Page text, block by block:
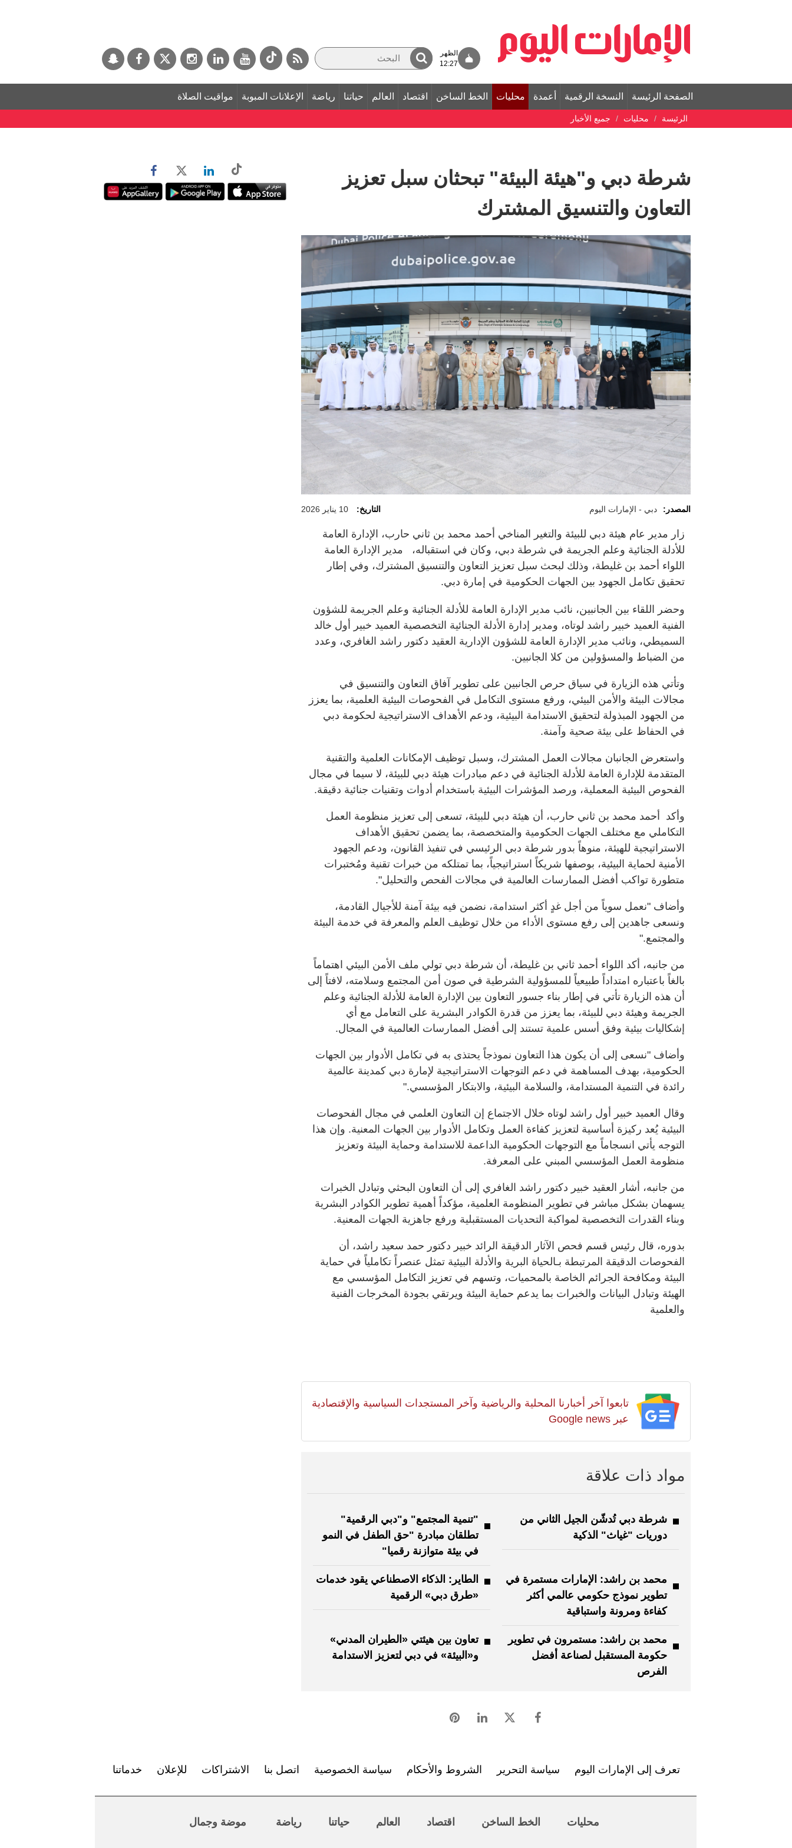
الظهر
12:27
الصفحة الرئيسة النسخة الرقمية أعمدة محليات الخط الساخن اقتصاد العالم حياتنا رياضة الإعلانات المبوبة مواقيت الصلاة
الرئيسة محليات جميع الأخبار
شرطة دبي و"هيئة البيئة" تبحثان سبل تعزيز
التعاون والتنسيق المشترك
المصدر: دبي - الإمارات اليوم التاريخ: 10 يناير 2026
زار مدير عام هيئة دبي للبيئة والتغير المناخي أحمد محمد بن ثاني حارب، الإدارة العامة
للأدلة الجنائية وعلم الجريمة في شرطة دبي، وكان في استقباله، مدير الإدارة العامة
اللواء أحمد بن غليطة، وذلك لبحث سبل تعزيز التعاون والتنسيق المشترك، وفي إطار
تحقيق تكامل الجهود بين الجهات الحكومية في إمارة دبي.
وحضر اللقاء بين الجانبين، نائب مدير الإدارة العامة للأدلة الجنائية وعلم الجريمة للشؤون
الفنية العميد خبير راشد لوتاه، ومدير إدارة الأدلة الجنائية التخصصية العميد خبير أول خالد
السميطي، ونائب مدير الإدارة العامة للشؤون الإدارية العقيد دكتور راشد الغافري، وعدد
من الضباط والمسؤولين من كلا الجانبين.
وتأتي هذه الزيارة في سياق حرص الجانبين على تطوير آفاق التعاون والتنسيق في
مجالات البيئة والأمن البيئي، ورفع مستوى التكامل في الفحوصات البيئية العلمية، بما يعزز
من الجهود المبذولة لتحقيق الاستدامة البيئية، ودعم الأهداف الاستراتيجية لحكومة دبي
في الحفاظ على بيئة صحية وآمنة.
واستعرض الجانبان مجالات العمل المشترك، وسبل توظيف الإمكانات العلمية والتقنية
المتقدمة للإدارة العامة للأدلة الجنائية في دعم مبادرات هيئة دبي للبيئة، لا سيما في مجال
الفحوص البيئية المعملية، ورصد المؤشرات البيئية باستخدام أدوات وتقنيات جنائية دقيقة.
وأكد أحمد محمد بن ثاني حارب، أن هيئة دبي للبيئة، تسعى إلى تعزيز منظومة العمل
التكاملي مع مختلف الجهات الحكومية والمتخصصة، بما يضمن تحقيق الأهداف
الاستراتيجية للهيئة، منوهاً بدور شرطة دبي الرئيسي في تنفيذ القانون، ودعم الجهود
الأمنية لحماية البيئية، بوصفها شريكاً استراتيجياً، بما تمتلكه من خبرات تقنية ومُختبرات
متطورة تواكب أفضل الممارسات العالمية في مجالات الفحص والتحليل".
وأضاف "نعمل سوياً من أجل غدٍ أكثر استدامة، نضمن فيه بيئة آمنة للأجيال القادمة،
ونسعى جاهدين إلى رفع مستوى الأداء من خلال توظيف العلم والمعرفة في خدمة البيئة
والمجتمع."
من جانبه، أكد اللواء أحمد ثاني بن غليطة، أن شرطة دبي تولي ملف الأمن البيئي اهتماماً
بالغاً باعتباره امتداداً طبيعياً للمسؤولية الشرطية في صون أمن المجتمع وسلامته، لافتاً إلى
أن هذه الزيارة تأتي في إطار بناء جسور التعاون بين الإدارة العامة للأدلة الجنائية وعلم
الجريمة وهيئة دبي للبيئة، بما يعزز من قدرة الكوادر البشرية على التعامل مع أي
إشكاليات بيئية وفق أسس علمية تستند إلى أفضل الممارسات العالمية في المجال.
وأضاف "نسعى إلى أن يكون هذا التعاون نموذجاً يحتذى به في تكامل الأدوار بين الجهات
الحكومية، بهدف المساهمة في دعم التوجهات الاستراتيجية لإمارة دبي كمدينة عالمية
رائدة في التنمية المستدامة، والسلامة البيئية، والابتكار المؤسسي."
وقال العميد خبير أول راشد لوتاه خلال الاجتماع إن التعاون العلمي في مجال الفحوصات
البيئية يُعد ركيزة أساسية لتعزيز كفاءة العمل وتكامل الأدوار بين الجهات المعنية. وإن هذا
التوجه يأتي انسجاماً مع التوجهات الحكومية الداعمة للاستدامة وحماية البيئة وتعزيز
منظومة العمل المؤسسي المبني على المعرفة.
من جانبه، أشار العقيد خبير دكتور راشد الغافري إلى أن التعاون البحثي وتبادل الخبرات
يسهمان بشكل مباشر في تطوير المنظومة العلمية، مؤكداً أهمية تطوير الكوادر البشرية
وبناء القدرات التخصصية لمواكبة التحديات المستقبلية ورفع جاهزية الجهات المعنية.
بدوره، قال رئيس قسم فحص الآثار الدقيقة الرائد خبير دكتور حمد سعيد راشد، أن
الفحوصات الدقيقة المرتبطة بـالحياة البرية والأدلة البيئية تمثل عنصراً تكاملياً في حماية
البيئة ومكافحة الجرائم الخاصة بالمحميات، وتسهم في تعزيز التكامل المؤسسي مع
الهيئة وتبادل البيانات والخبرات بما يدعم حماية البيئة ويرتقي بجودة المخرجات الفنية
والعلمية
تابعوا آخر أخبارنا المحلية والرياضية وآخر المستجدات السياسية والإقتصادية
عبر Google news
مواد ذات علاقة
شرطة دبي تُدشّن الجيل الثاني من
دوريات "غياث" الذكية
"تنمية المجتمع" و"دبي الرقمية"
تطلقان مبادرة "حق الطفل في النمو
في بيئة متوازنة رقميا"
محمد بن راشد: الإمارات مستمرة في
تطوير نموذج حكومي عالمي أكثر
كفاءة ومرونة واستباقية
الطاير: الذكاء الاصطناعي يقود خدمات
«طرق دبي» الرقمية
محمد بن راشد: مستمرون في تطوير
حكومة المستقبل لصناعة أفضل
الفرص
تعاون بين هيئتي «الطيران المدني»
و«البيئة» في دبي لتعزيز الاستدامة
تعرف إلى الإمارات اليوم سياسة التحرير الشروط والأحكام سياسة الخصوصية اتصل بنا الاشتراكات للإعلان خدماتنا
محليات الخط الساخن اقتصاد العالم حياتنا رياضة موضة وجمال